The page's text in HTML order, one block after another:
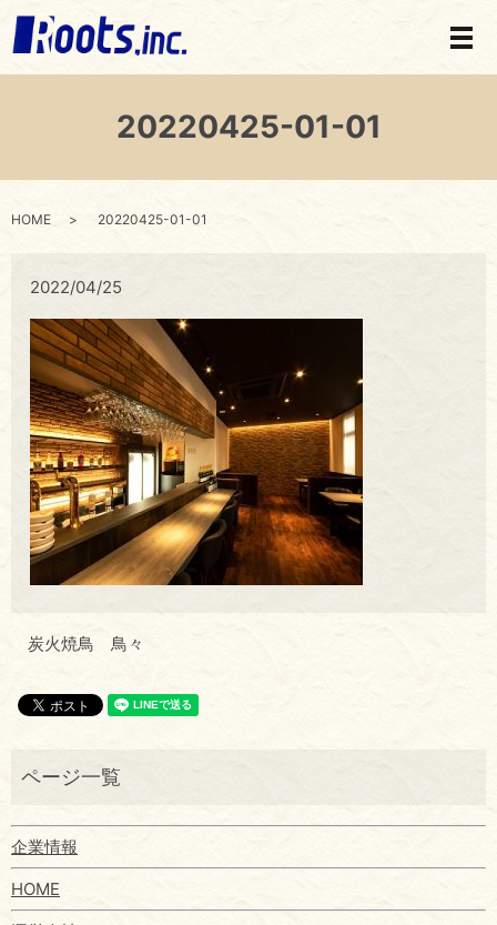
メ
20220425-01-01
HOME 20220425-01-01
2022/04/25
炭火焼鳥 鳥々
企業情報
HOME